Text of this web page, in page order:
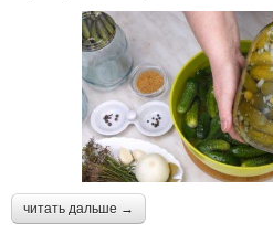
читать дальше →